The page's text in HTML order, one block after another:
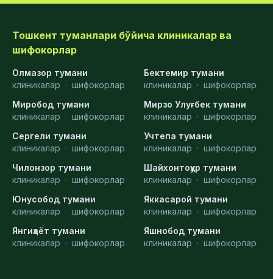
Тошкент туманлари бўйича клиникалар ва
шифокорлар
Олмазор тумани
клиникалар · шифокорлар
Бектемир тумани
клиникалар · шифокорлар
Миробод тумани
клиникалар · шифокорлар
Мирзо Улуғбек тумани
клиникалар · шифокорлар
Сергели тумани
клиникалар · шифокорлар
Учтепа тумани
клиникалар · шифокорлар
Чилонзор тумани
клиникалар · шифокорлар
Шайхонтоҳур тумани
клиникалар · шифокорлар
Юнусобод тумани
клиникалар · шифокорлар
Яккасарой тумани
клиникалар · шифокорлар
Янгиҳаёт тумани
клиникалар · шифокорлар
Яшнобод тумани
клиникалар · шифокорлар